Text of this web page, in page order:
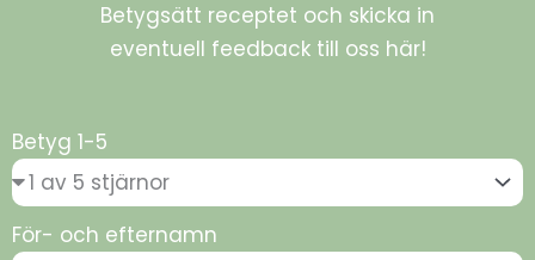
Betygsätt receptet och skicka in
eventuell feedback till oss här!
Betyg 1-5
För- och efternamn